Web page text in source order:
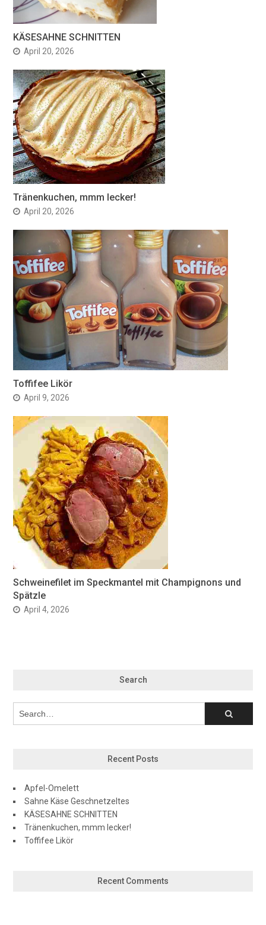
KÄSESAHNE SCHNITTEN
April 20, 2026
Tränenkuchen, mmm lecker!
April 20, 2026
Toffifee Likör
April 9, 2026
Schweinefilet im Speckmantel mit Champignons und
Spätzle
April 4, 2026
Search
Recent Posts
Apfel-Omelett
Sahne Käse Geschnetzeltes
KÄSESAHNE SCHNITTEN
Tränenkuchen, mmm lecker!
Toffifee Likör
Recent Comments